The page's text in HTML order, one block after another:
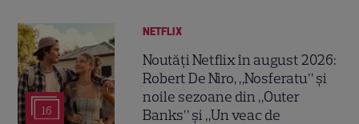
16
NETFLIX
Noutăți Netflix în august 2026:
Robert De Niro, „Nosferatu” și
noile sezoane din „Outer
Banks” și „Un veac de